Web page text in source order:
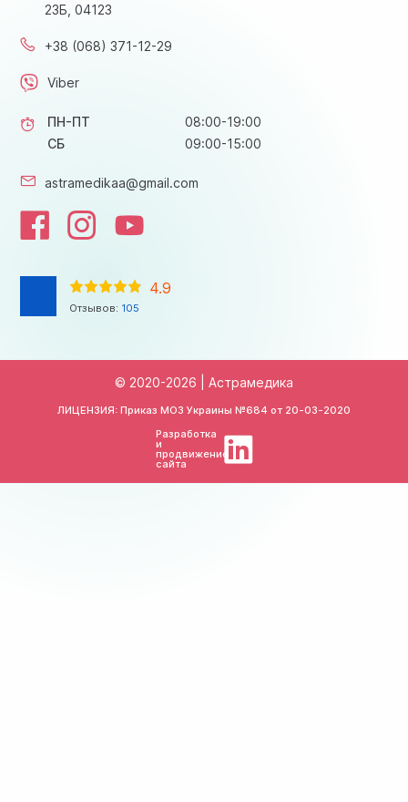
23Б, 04123
+38 (068) 371-12-29
Viber
ПН-ПТ
08:00-19:00
СБ
09:00-15:00
astramedikaa@gmail.com
4.9
Отзывов: 105
© 2020-2026 | Астрамедика
ЛИЦЕНЗИЯ: Приказ МОЗ Украины №684 от 20-03-2020
Разработка
и
продвижение
сайта